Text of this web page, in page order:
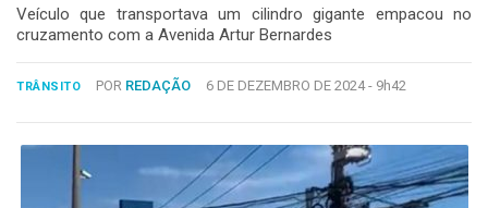
TV
CONOSCO
Copyright
Veículo que transportava um cilindro gigante empacou no
cruzamento com a Avenida Artur Bernardes
TRÂNSITO POR REDAÇÃO 6 DE DEZEMBRO DE 2024 - 9h42